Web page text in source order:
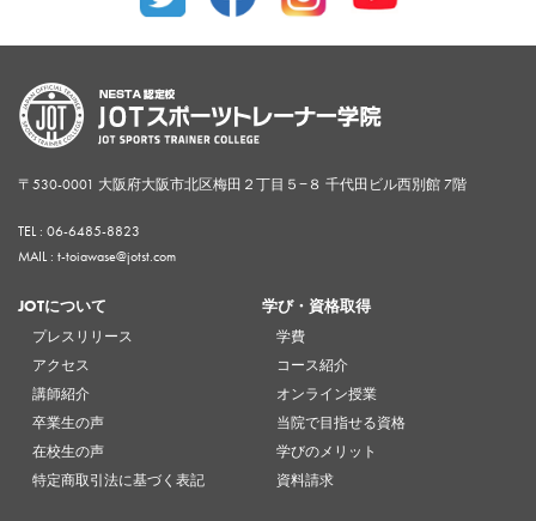
〒530-0001 大阪府大阪市北区梅田２丁目５−８ 千代田ビル西別館 7階
TEL : 06-6485-8823
MAIL : t-toiawase@jotst.com
JOTについて
プレスリリース
アクセス
講師紹介
卒業生の声
在校生の声
特定商取引法に基づく表記
学び・資格取得
学費
コース紹介
オンライン授業
当院で目指せる資格
学びのメリット
資料請求